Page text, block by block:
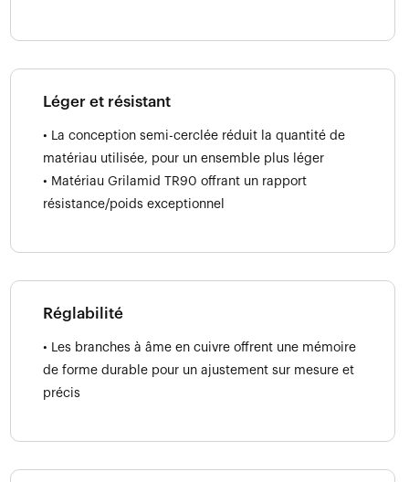
Léger et résistant
• La conception semi-cerclée réduit la quantité de
matériau utilisée, pour un ensemble plus léger
• Matériau Grilamid TR90 offrant un rapport
résistance/poids exceptionnel
Réglabilité
• Les branches à âme en cuivre offrent une mémoire
de forme durable pour un ajustement sur mesure et
précis